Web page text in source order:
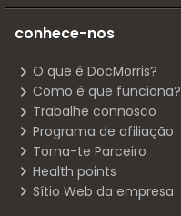
conhece-nos
O que é DocMorris?
Como é que funciona?
Trabalhe connosco
Programa de afiliação
Torna-te Parceiro
Health points
Sítio Web da empresa